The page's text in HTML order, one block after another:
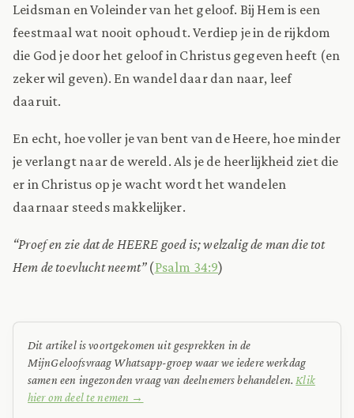
Leidsman en Voleinder van het geloof. Bij Hem is een
feestmaal wat nooit ophoudt. Verdiep je in de rijkdom
die God je door het geloof in Christus gegeven heeft (en
zeker wil geven). En wandel daar dan naar, leef
daaruit.
En echt, hoe voller je van bent van de Heere, hoe minder
je verlangt naar de wereld. Als je de heerlijkheid ziet die
er in Christus op je wacht wordt het wandelen
daarnaar steeds makkelijker.
“Proef en zie dat de HEERE goed is; welzalig de man die tot
Hem de toevlucht neemt”(Psalm 34:9)
Dit artikel is voortgekomen uit gesprekken in de
MijnGeloofsvraag Whatsapp-groep waar we iedere werkdag
samen een ingezonden vraag van deelnemers behandelen. Klik
hier om deel te nemen →